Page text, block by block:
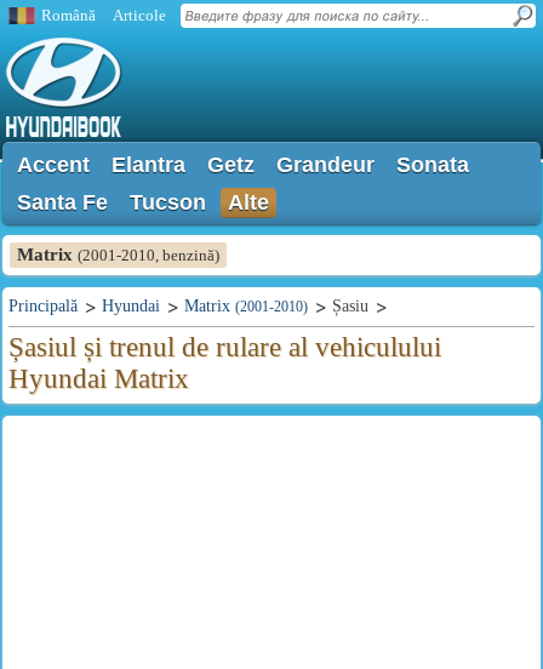
Română Articole
Accent Elantra Getz Grandeur
Sonata
Santa Fe
Tucson Alte
Matrix (2001-2010, benzină)
Principală Hyundai Matrix (2001-2010) Șasiu
Șasiul și trenul de rulare al vehiculului
Hyundai Matrix